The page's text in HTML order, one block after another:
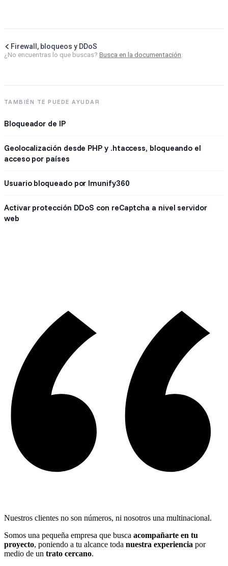
Firewall, bloqueos y DDoS
¿No encuentras lo que buscas? Busca en la documentación
TAMBIÉN TE PUEDE AYUDAR
Bloqueador de IP
Geolocalización desde PHP y .htaccess, bloqueando el
acceso por países
Usuario bloqueado por Imunify360
Activar protección DDoS con reCaptcha a nivel servidor
web
Nuestros clientes no son números, ni nosotros una multinacional.
Somos una pequeña empresa que busca acompañarte en tu
proyecto, poniendo a tu alcance toda nuestra experiencia por
medio de un trato cercano.